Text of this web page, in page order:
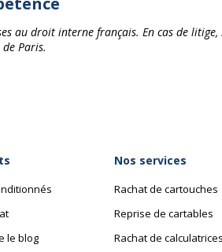
au droit interne français. En cas de
Paris.
le blog
Nos services
Rachat de cartouches
Reprise de cartables
Rachat de calculatrices